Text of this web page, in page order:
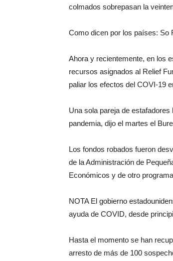
colmados sobrepasan la
Como dicen por los países: So
Ahora y recientemente, en los
recursos asignados al Relief
paliar los efectos del COVI-19
Una sola pareja de
pandemia, dijo el martes el
Los fondos robados fueron
de la Administración de
Económicos y de otro
NOTA El gobierno
ayuda de COVID, desde
Hasta el momento se han
arresto de más de 100